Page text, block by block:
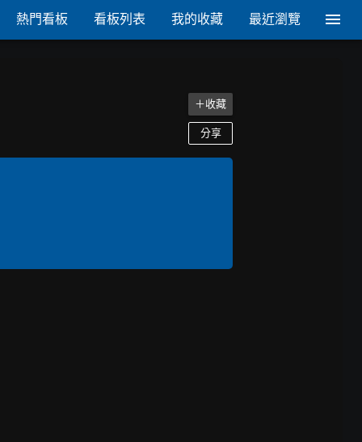
熱門看板 看板列表 我的收藏 最近瀏覽
＋收藏
分享